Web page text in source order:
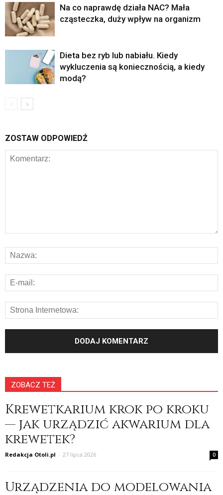
Na co naprawdę działa NAC? Mała
cząsteczka, duży wpływ na organizm
Dieta bez ryb lub nabiału. Kiedy
wykluczenia są koniecznością, a kiedy
modą?
ZOSTAW ODPOWIEDŹ
ZOBACZ TEŻ
Krewetkarium krok po kroku
— jak urządzić akwarium dla
krewetek?
Redakcja Otoli.pl - 27 lipca 2026 0
Urządzenia do modelowania